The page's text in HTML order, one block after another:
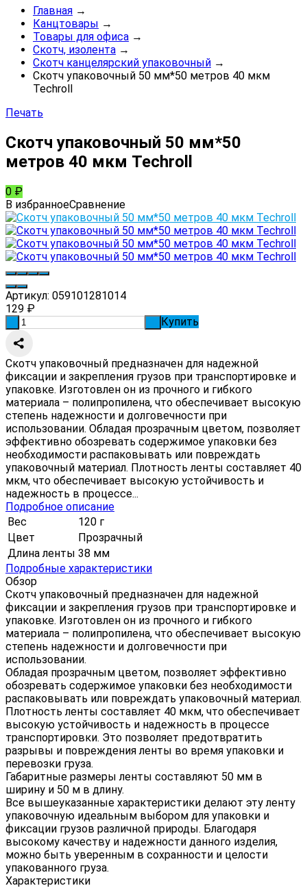
Главная →
Канцтовары →
Товары для офиса →
Скотч, изолента →
Скотч канцелярский упаковочный →
Скотч упаковочный 50 мм*50 метров 40 мкм
Techroll
Печать
Скотч упаковочный 50 мм*50
метров 40 мкм Techroll
0 ₽
В избранноеСравнение
Артикул: 059101281014
129 ₽
Купить
Скотч упаковочный предназначен для надежной
фиксации и закрепления грузов при транспортировке и
упаковке. Изготовлен он из прочного и гибкого
материала – полипропилена, что обеспечивает высокую
степень надежности и долговечности при
использовании. Обладая прозрачным цветом, позволяет
эффективно обозревать содержимое упаковки без
необходимости распаковывать или повреждать
упаковочный материал. Плотность ленты составляет 40
мкм, что обеспечивает высокую устойчивость и
надежность в процессе...
Подробное описание
Вес
120 г
Цвет
Прозрачный
Длина ленты 38 мм
Подробные характеристики
Обзор
Скотч упаковочный предназначен для надежной
фиксации и закрепления грузов при транспортировке и
упаковке. Изготовлен он из прочного и гибкого
материала – полипропилена, что обеспечивает высокую
степень надежности и долговечности при
использовании.
Обладая прозрачным цветом, позволяет эффективно
обозревать содержимое упаковки без необходимости
распаковывать или повреждать упаковочный материал.
Плотность ленты составляет 40 мкм, что обеспечивает
высокую устойчивость и надежность в процессе
транспортировки. Это позволяет предотвратить
разрывы и повреждения ленты во время упаковки и
перевозки груза.
Габаритные размеры ленты составляют 50 мм в
ширину и 50 м в длину.
Все вышеуказанные характеристики делают эту ленту
упаковочную идеальным выбором для упаковки и
фиксации грузов различной природы. Благодаря
высокому качеству и надежности данного изделия,
можно быть уверенным в сохранности и целости
упакованного груза.
Характеристики